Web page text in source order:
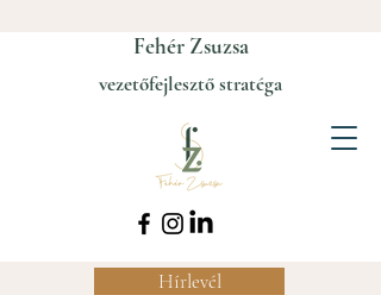
Fehér Zsuzsa
vezetőfejlesztő stratéga
Hírlevél